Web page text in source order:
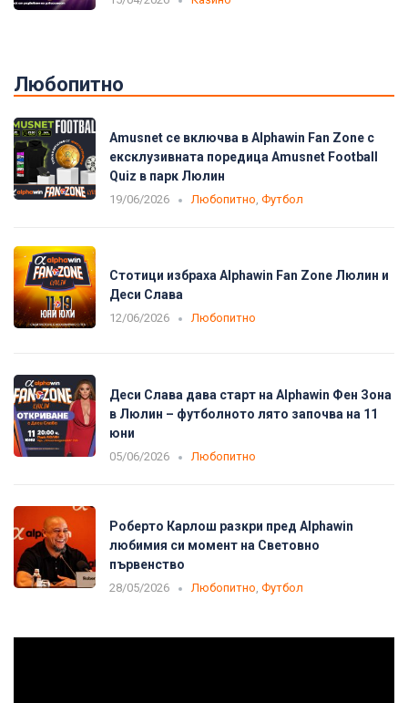
Любопитно
Amusnet се включва в Alphawin Fan Zone с
ексклузивната поредица Amusnet Football
Quiz в парк Люлин
19/06/2026 Любопитно Футбол
Стотици избраха Alphawin Fan Zone Люлин и
Деси Слава
12/06/2026 Любопитно
Деси Слава дава старт на Alphawin Фен Зона
в Люлин – футболното лято започва на 11
юни
05/06/2026 Любопитно
Роберто Карлош разкри пред Alphawin
любимия си момент на Световно
първенство
28/05/2026 Любопитно Футбол